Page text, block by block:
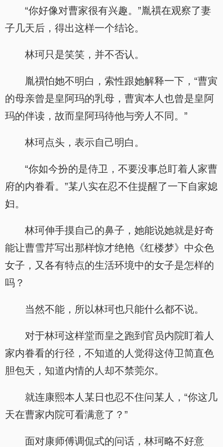
“你好像对曹家很有兴趣。”胤禩在观察了妻
子几天后，得出这样一个结论。
林珂只是笑笑，并不否认。
胤禩怕她不明白，索性跟她解释一下，“曹寅
的母亲曾是皇阿玛的乳母，曹寅本人也曾是皇阿
玛的伴读，故而皇阿玛待他与旁人不同。”
林珂点头，表示自己明白。
“你如今扮的是侍卫，不要没事总盯着人家曹
府的内眷看。”某八实在忍不住提醒了一下自家媳
妇。
林珂伸手摸自己的鼻子，她能说她就是好奇
能让曹雪芹写出那样惊才绝艳《红楼梦》中众色
女子，又各有特点的生活环境中的女子是怎样的
吗？
当然不能，所以林珂也只能什么都不说。
对于林珂这样堂而皇之跑到官员内院盯着人
家内眷看的行径，不知道的人觉得这侍卫简直色
胆包天，知道内情的人却不禁莞尔。
就连康熙本人某日也忍不住问某人，“你这几
天在曹家内院可看满意了？”
面对康师傅调侃式的问话，林珂略不好意